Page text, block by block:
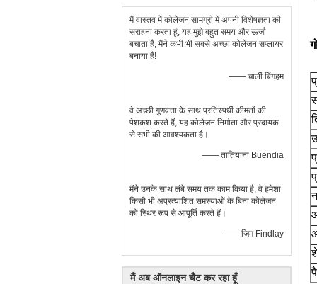
मैं वास्तव में कोलेजन सामग्री में अपनी विशेषज्ञता की
सराहना करता हूं, यह मुझे बहुत समय और ऊर्जा
बचाता है, मैंने कभी भी सबसे अच्छा कोलेजन सप्लायर
बनाया है!
—— चार्ली बिंगहम
वे अच्छी गुणवत्ता के साथ प्रतिस्पर्धी कीमतों की
पेशकश करते हैं, यह कोलेजन निर्माता और प्रदायक
से सभी की आवश्यकता है।
—— तातियाना Buendia
मैंने उनके साथ लंबे समय तक काम किया है, वे हमेशा
किसी भी अप्रत्याशित समस्याओं के बिना कोलेजन
को स्थिर रूप से आपूर्ति करते हैं।
—— जिम Findlay
मैं अब ऑनलाइन चैट कर रहा हूँ